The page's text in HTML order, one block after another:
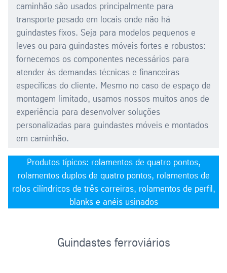
caminhão são usados principalmente para
transporte pesado em locais onde não há
guindastes fixos. Seja para modelos pequenos e
leves ou para guindastes móveis fortes e robustos:
fornecemos os componentes necessários para
atender às demandas técnicas e financeiras
específicas do cliente. Mesmo no caso de espaço de
montagem limitado, usamos nossos muitos anos de
experiência para desenvolver soluções
personalizadas para guindastes móveis e montados
em caminhão.
Produtos típicos: rolamentos de quatro pontos,
rolamentos duplos de quatro pontos, rolamentos de
rolos cilíndricos de três carreiras, rolamentos de perfil,
blanks e anéis usinados
Guindastes ferroviários